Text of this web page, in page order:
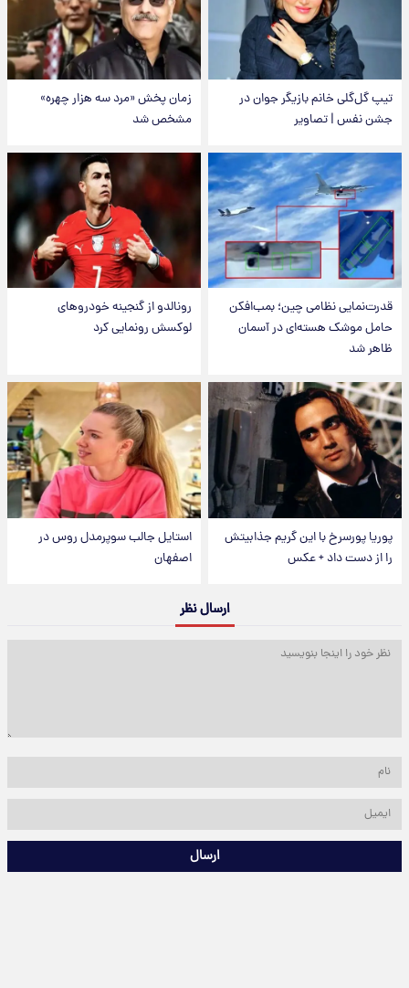
تیپ گل‌گلی خانم بازیگر جوان در
جشن نفس | تصاویر
زمان پخش «مرد سه هزار چهره»
مشخص شد
قدرت‌نمایی نظامی چین؛ بمب‌افکن
حامل موشک هسته‌ای در آسمان
ظاهر شد
رونالدو از گنجینه خودروهای
لوکسش رونمایی کرد
پوریا پورسرخ با این گریم جذابیتش
را از دست داد + عکس
استایل جالب سوپرمدل روس در
اصفهان
ارسال نظر
ارسال